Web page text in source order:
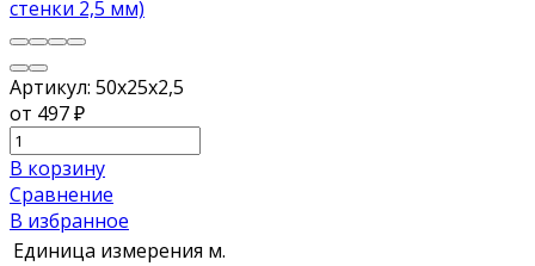
Артикул: 50х25х2,5
от 497₽
В корзину
Сравнение
В избранное
Единица измерения м.